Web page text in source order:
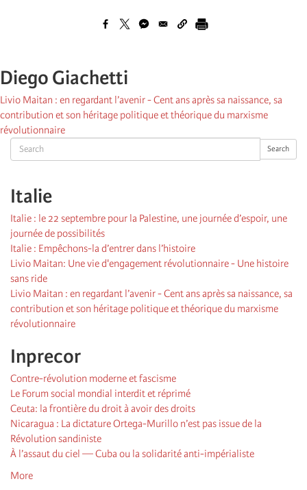
Search Search
Italie
Italie : le 22 septembre pour la Palestine, une journée d’espoir, une
journée de possibilités
Italie : Empêchons-la d’entrer dans l’histoire
Livio Maitan: Une vie d'engagement révolutionnaire - Une histoire
sans ride
Livio Maitan : en regardant l’avenir - Cent ans après sa naissance, sa
contribution et son héritage politique et théorique du marxisme
révolutionnaire
Inprecor
Contre-révolution moderne et fascisme
Le Forum social mondial interdit et réprimé
Ceuta: la frontière du droit à avoir des droits
Nicaragua : La dictature Ortega-Murillo n’est pas issue de la
Révolution sandiniste
À l’assaut du ciel — Cuba ou la solidarité anti-impérialiste
More
Diego Giachetti
Livio Maitan : en regardant l’avenir - Cent ans après sa naissance, sa
contribution et son héritage politique et théorique du marxisme
révolutionnaire